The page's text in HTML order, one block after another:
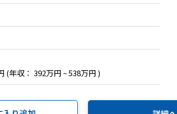
(年収： 392万円 ~ 538万円 )